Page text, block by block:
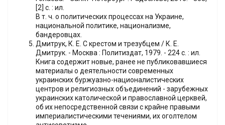
[2] с. : ил.
В т. ч. о политических процессах на Украине,
национальной политике, национализме,
бандеровцах.
Дмитрук, К. Е. С крестом и трезубцем / К. Е.
Дмитрук. - Москва : Политиздат, 1979. - 224 с. : ил.
Книга содержит новые, ранее не публиковавшиеся
материалы о деятельности современных
украинских буржуазно-националистических
центров и религиозных объединений - зарубежных
украинских католической и православной церквей,
об их непосредственной связи с крайне правыми
империалистическими течениями, их оголтелом